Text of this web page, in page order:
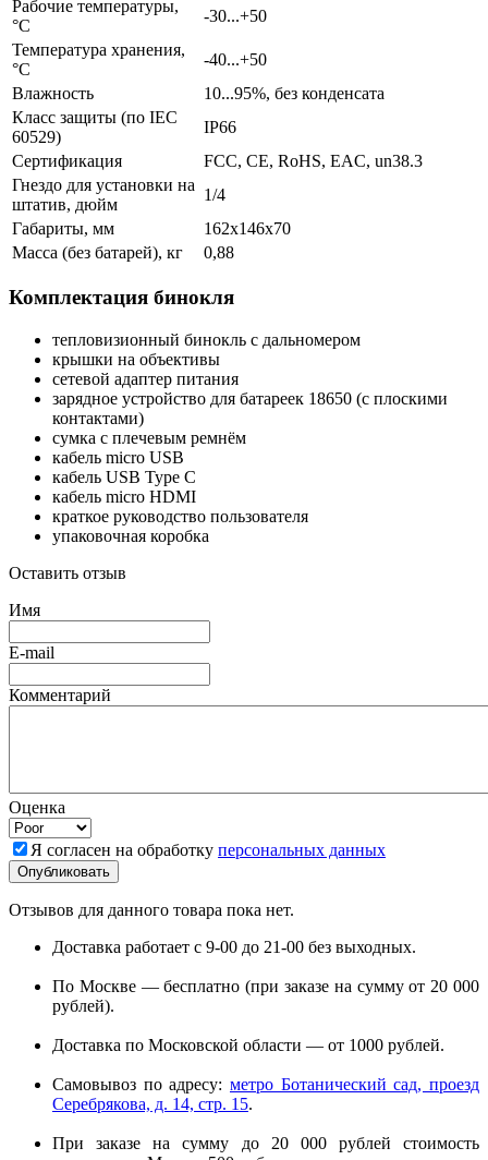
Рабочие температуры,
°C
-30...+50
Температура хранения,
°С
-40...+50
Влажность
10...95%, без конденсата
Класс защиты (по IEC
60529)
IP66
Сертификация
FCC, CE, RoHS, EAC, un38.3
Гнездо для установки на
штатив, дюйм
1/4
Габариты, мм
162x146x70
Масса (без батарей), кг
0,88
Комплектация бинокля
тепловизионный бинокль с дальномером
крышки на объективы
сетевой адаптер питания
зарядное устройство для батареек 18650 (с плоскими
контактами)
сумка с плечевым ремнём
кабель micro USB
кабель USB Type C
кабель micro HDMI
краткое руководство пользователя
упаковочная коробка
Оставить отзыв
Имя
E-mail
Комментарий
Оценка
Я согласен на обработку персональных данных
Отзывов для данного товара пока нет.
Доставка работает с 9-00 до 21-00 без выходных.
По Москве — бесплатно (при заказе на сумму от 20 000
рублей).
Доставка по Московской области — от 1000 рублей.
Самовывоз по адресу: метро Ботанический сад, проезд
Серебрякова, д. 14, стр. 15.
При заказе на сумму до 20 000 рублей стоимость